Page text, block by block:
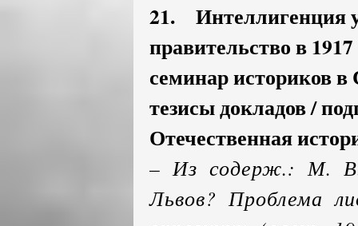
21. Интеллигенция
правительство в
семинар историков
тезисы докладов /
Отечественная
– Из содерж.: М. В.
Львов? Проблема